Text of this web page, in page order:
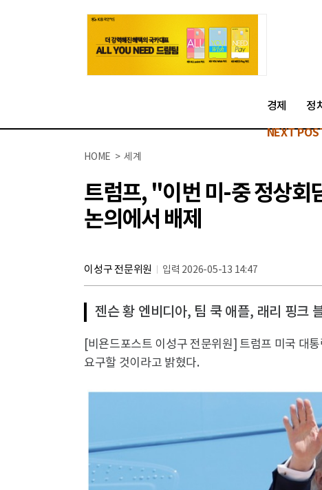
경제 정
NEXT
HOME > 세계
트럼프, "이번 미-중 정상회
논의에서 배제
이성구 전문위원 입력 2026-05-13 14:47
젠슨 황 엔비디아, 팀 쿡 애플, 래리 핑크
[비욘드포스트 이성구 전문위원] 트럼프 미국 대
요구할 것이라고 밝혔다.